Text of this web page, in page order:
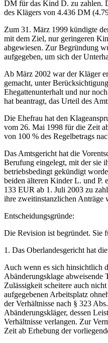
DM für das Kind D. zu zahlen.
des Klägers von 4.436 DM
Zum 31. März 1999 kündigte
mit dem Ziel, nur geringeren
abgewiesen. Zur Begründung
aufgegeben, um sich der
Ab März 2002 war der Kläger
gemacht, unter
Ehegattenunterhalt und nur
hat beantragt, das Urteil des
Die Ehefrau hat den
vom 26. Mai 1998 für die Zeit
von 100 % des Regelbetrags
Das Amtsgericht hat die
Berufung eingelegt, mit der sie
betriebsbedingt gekündigt
beiden älteren Kinder L. und P.
133 EUR ab 1. Juli 2003 zu
ihre zweitinstanzlichen Anträge
Entscheidungsgründe:
Die Revision ist begründet. Sie
1. Das Oberlandesgericht hat
Auch wenn es sich hinsichtlich
Abänderungsklage abweisende
Zulässigkeit scheitere auch
aufgegebenen Arbeitsplatz
der Verhältnisse nach § 323
Abänderungskläger, dessen
Verhältnisse verlangen. Zur
Zeit ab Erhebung der